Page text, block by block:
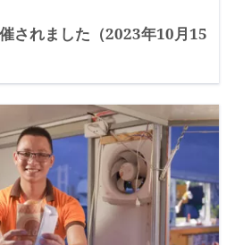
されました（2023年10月15